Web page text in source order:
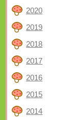
2020
2019
2018
2017
2016
2015
2014